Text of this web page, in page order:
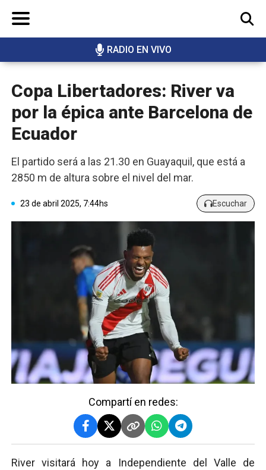
RADIO EN VIVO
BUSCAR
Copa Libertadores: River va
por la épica ante Barcelona de
Ecuador
El partido será a las 21.30 en Guayaquil, que está a
2850 m de altura sobre el nivel del mar.
23 de abril 2025, 7:44hs Escuchar
Compartí en redes:
River visitará hoy a Independiente del Valle de